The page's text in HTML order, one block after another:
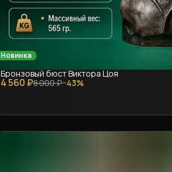
Новинка
4 560 ₽8 000 ₽−43%
Бронзовый бюст Виктора Цоя